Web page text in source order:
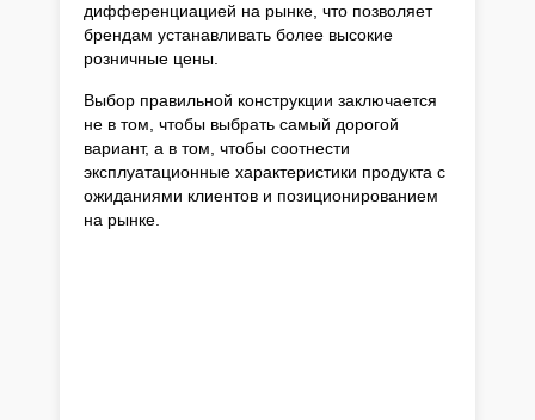
дифференциацией на рынке, что позволяет
брендам устанавливать более высокие
розничные цены.
Выбор правильной конструкции заключается
не в том, чтобы выбрать самый дорогой
вариант, а в том, чтобы соотнести
эксплуатационные характеристики продукта с
ожиданиями клиентов и позиционированием
на рынке.